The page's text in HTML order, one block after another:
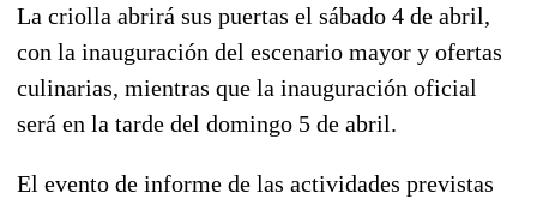
La criolla abrirá sus puertas el sábado 4 de abril,
con la inauguración del escenario mayor y ofertas
culinarias, mientras que la inauguración oficial
será en la tarde del domingo 5 de abril.
El evento de informe de las actividades previstas